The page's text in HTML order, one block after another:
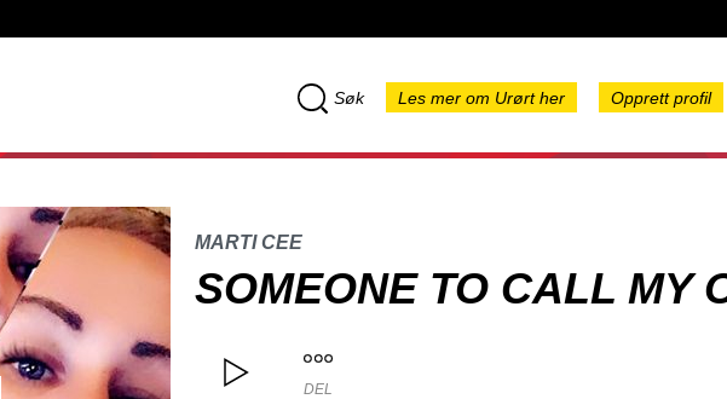
Søk Les mer om Urørt her Opprett profil
MARTI CEE
SOMEONE TO CALL MY
DEL